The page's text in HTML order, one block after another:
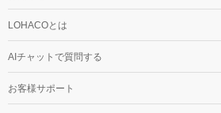
LOHACOとは
AIチャットで質問する
お客様サポート